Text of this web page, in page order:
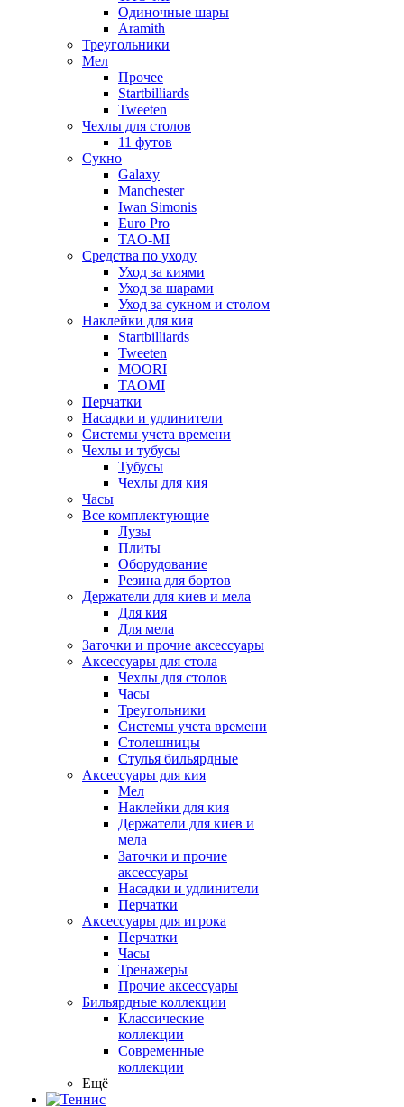
Одиночные шары
Aramith
Треугольники
Мел
Прочее
Startbilliards
Tweeten
Чехлы для столов
11 футов
Сукно
Galaxy
Manchester
Iwan Simonis
Euro Pro
TAO-MI
Средства по уходу
Уход за киями
Уход за шарами
Уход за сукном и столом
Наклейки для кия
Startbilliards
Tweeten
MOORI
TAOMI
Перчатки
Насадки и удлинители
Системы учета времени
Чехлы и тубусы
Тубусы
Чехлы для кия
Часы
Все комплектующие
Лузы
Плиты
Оборудование
Резина для бортов
Держатели для киев и мела
Для кия
Для мела
Заточки и прочие аксессуары
Аксессуары для стола
Чехлы для столов
Часы
Треугольники
Системы учета времени
Столешницы
Стулья бильярдные
Аксессуары для кия
Мел
Наклейки для кия
Держатели для киев и
мела
Заточки и прочие
аксессуары
Насадки и удлинители
Перчатки
Аксессуары для игрока
Перчатки
Часы
Тренажеры
Прочие аксессуары
Бильярдные коллекции
Классические
коллекции
Современные
коллекции
Ещё